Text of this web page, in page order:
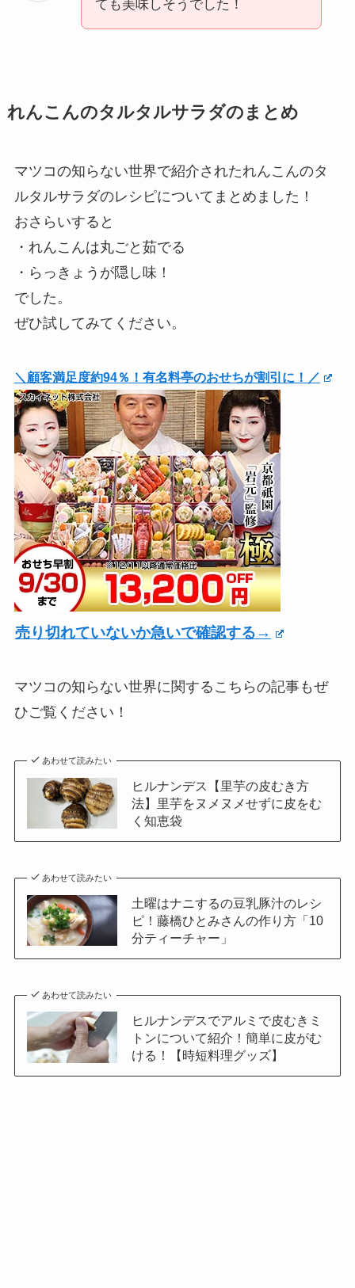
ても美味しそうでした！
れんこんのタルタルサラダのまとめ
マツコの知らない世界で紹介されたれんこんのタ
ルタルサラダのレシピについてまとめました！
おさらいすると
・れんこんは丸ごと茹でる
・らっきょうが隠し味！
でした。
ぜひ試してみてください。
＼顧客満足度約94％！有名料亭のおせちが割引に！／
売り切れていないか急いで確認する→
マツコの知らない世界に関するこちらの記事もぜ
ひご覧ください！
あわせて読みたい
ヒルナンデス【里芋の皮むき方
法】里芋をヌメヌメせずに皮をむ
く知恵袋
あわせて読みたい
土曜はナニするの豆乳豚汁のレシ
ピ！藤橋ひとみさんの作り方「10
分ティーチャー」
あわせて読みたい
ヒルナンデスでアルミで皮むきミ
トンについて紹介！簡単に皮がむ
ける！【時短料理グッズ】